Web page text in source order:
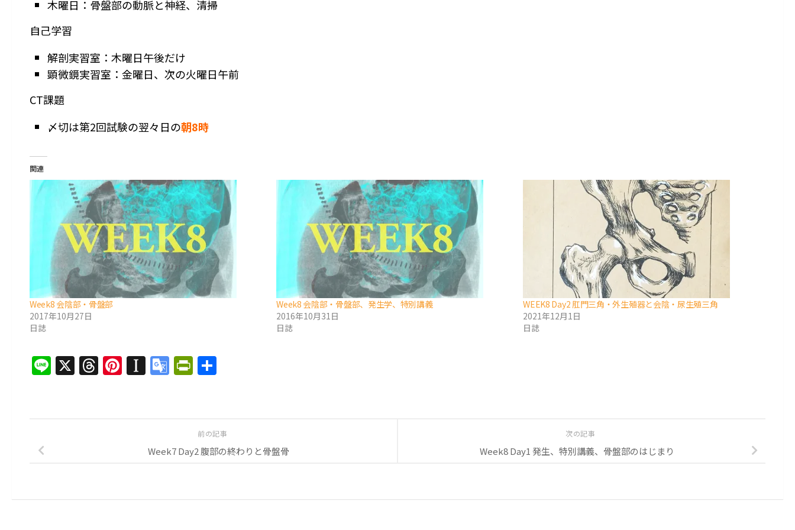
木曜日：骨盤部の動脈と神経、清掃
自己学習
解剖実習室：木曜日午後だけ
顕微鏡実習室：金曜日、次の火曜日午前
CT課題
〆切は第2回試験の翌々日の朝8時
関連
Week8 会陰部・骨盤部
2017年10月27日
日誌
Week8 会陰部・骨盤部、発生学、特別講義
2016年10月31日
日誌
WEEK8 Day2 肛門三角・外生殖器と会陰・尿生殖三角
2021年12月1日
日誌
Line
X Threads
Pinterest
Instapaper
GooglePrintFriendly
次の記事
Week8 Day1 発生、特別講義、骨盤部のはじまり
前の記事
Week7 Day2 腹部の終わりと骨盤骨